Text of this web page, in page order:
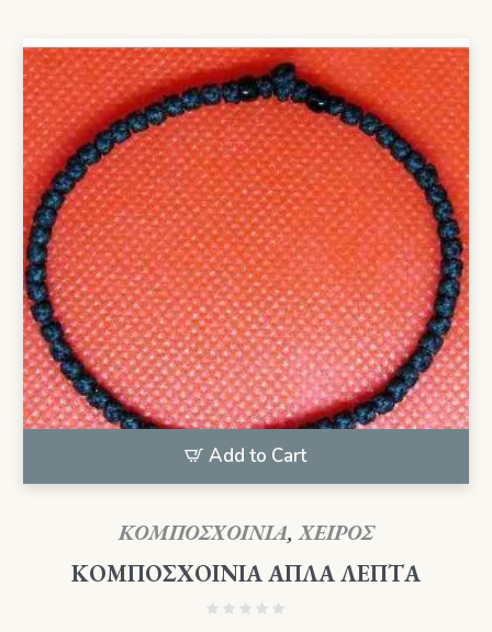
Add to Cart
ΚΟΜΠΟΣΧΟΙΝΙΑ,ΧΕΙΡΟΣ
ΚΟΜΠΟΣΧΟΙΝΙΑ ΑΠΛΑ ΛΕΠΤΑ